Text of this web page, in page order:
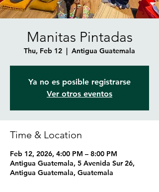
Manitas Pintadas
Thu, Feb 12
  |
Antigua Guatemala
Ya no es posible registrarse
Ver otros eventos
Time & Location
Feb 12, 2026, 4:00 PM – 8:00 PM
Antigua Guatemala, 5 Avenida Sur 26,
Antigua Guatemala, Guatemala